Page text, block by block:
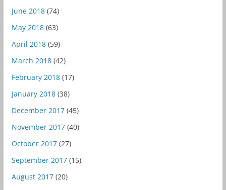
June 2018(74)
May 2018(63)
April 2018(59)
March 2018(42)
February 2018(17)
January 2018(38)
December 2017(45)
November 2017(40)
October 2017(27)
September 2017(15)
August 2017(20)